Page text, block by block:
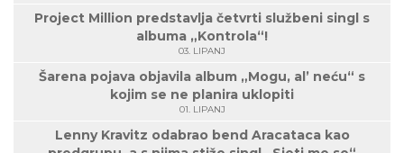
Project Million predstavlja četvrti službeni singl s
albuma „Kontrola“!
03. LIPANJ
Šarena pojava objavila album „Mogu, al’ neću“ s
kojim se ne planira uklopiti
01. LIPANJ
Lenny Kravitz odabrao bend Aracataca kao